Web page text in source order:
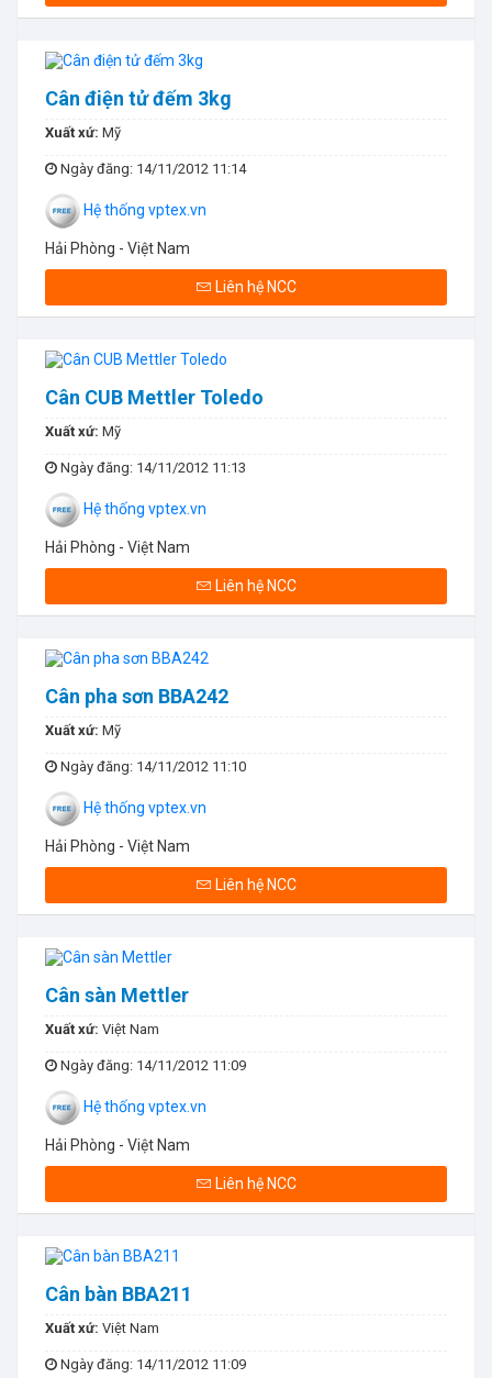
Cân điện tử đếm 3kg
Xuất xứ: Mỹ
Ngày đăng: 14/11/2012 11:14
Hệ thống vptex.vn
Hải Phòng - Việt Nam
Liên hệ NCC
Cân CUB Mettler Toledo
Xuất xứ: Mỹ
Ngày đăng: 14/11/2012 11:13
Hệ thống vptex.vn
Hải Phòng - Việt Nam
Liên hệ NCC
Cân pha sơn BBA242
Xuất xứ: Mỹ
Ngày đăng: 14/11/2012 11:10
Hệ thống vptex.vn
Hải Phòng - Việt Nam
Liên hệ NCC
Cân sàn Mettler
Xuất xứ: Việt Nam
Ngày đăng: 14/11/2012 11:09
Hệ thống vptex.vn
Hải Phòng - Việt Nam
Liên hệ NCC
Cân bàn BBA211
Xuất xứ: Việt Nam
Ngày đăng: 14/11/2012 11:09